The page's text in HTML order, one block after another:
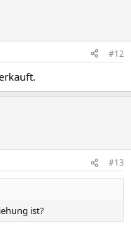
#12
#13
ist?